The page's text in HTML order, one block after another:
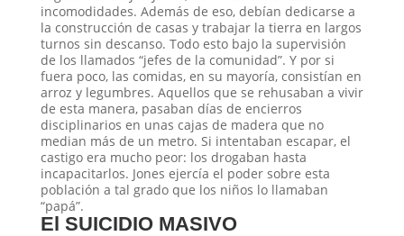
incomodidades. Además de eso, debían dedicarse a
la construcción de casas y trabajar la tierra en largos
turnos sin descanso. Todo esto bajo la supervisión
de los llamados “jefes de la comunidad”. Y por si
fuera poco, las comidas, en su mayoría, consistían en
arroz y legumbres. Aquellos que se rehusaban a vivir
de esta manera, pasaban días de encierros
disciplinarios en unas cajas de madera que no
median más de un metro. Si intentaban escapar, el
castigo era mucho peor: los drogaban hasta
incapacitarlos. Jones ejercía el poder sobre esta
población a tal grado que los niños lo llamaban
“papá”.
El SUICIDIO MASIVO